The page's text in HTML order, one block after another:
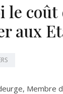
le
aux
Membre